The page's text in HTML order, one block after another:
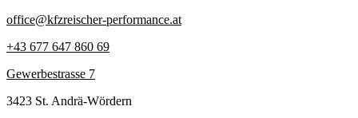
Zum
springen
office@kfzreischer-performance.at
+43 677 647 860 69
Gewerbestrasse 7
3423 St. Andrä-Wördern